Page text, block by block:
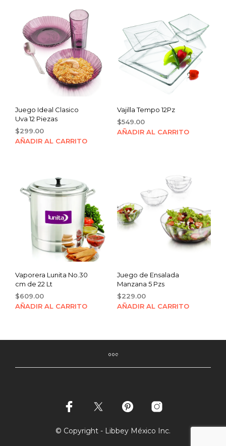
Juego Ideal Clasico
Uva 12 Piezas
$299.00
AÑADIR AL CARRITO
Vajilla Tempo 12Pz
$549.00
AÑADIR AL CARRITO
Vaporera Lunita No.30
cm de 22 Lt
$609.00
AÑADIR AL CARRITO
Juego de Ensalada
Manzana 5 Pzs
$229.00
AÑADIR AL CARRITO
© Copyright - Libbey México Inc.